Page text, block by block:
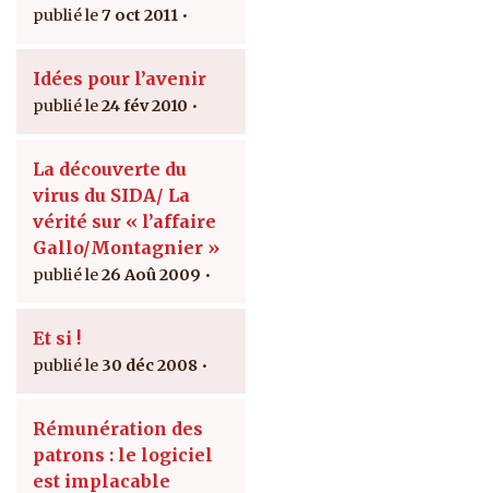
7 oct 2011
Idées pour l’avenir
24 fév 2010
La découverte du
virus du SIDA/ La
vérité sur « l’affaire
Gallo/Montagnier »
26 Aoû 2009
Et si !
30 déc 2008
Rémunération des
patrons : le logiciel
est implacable